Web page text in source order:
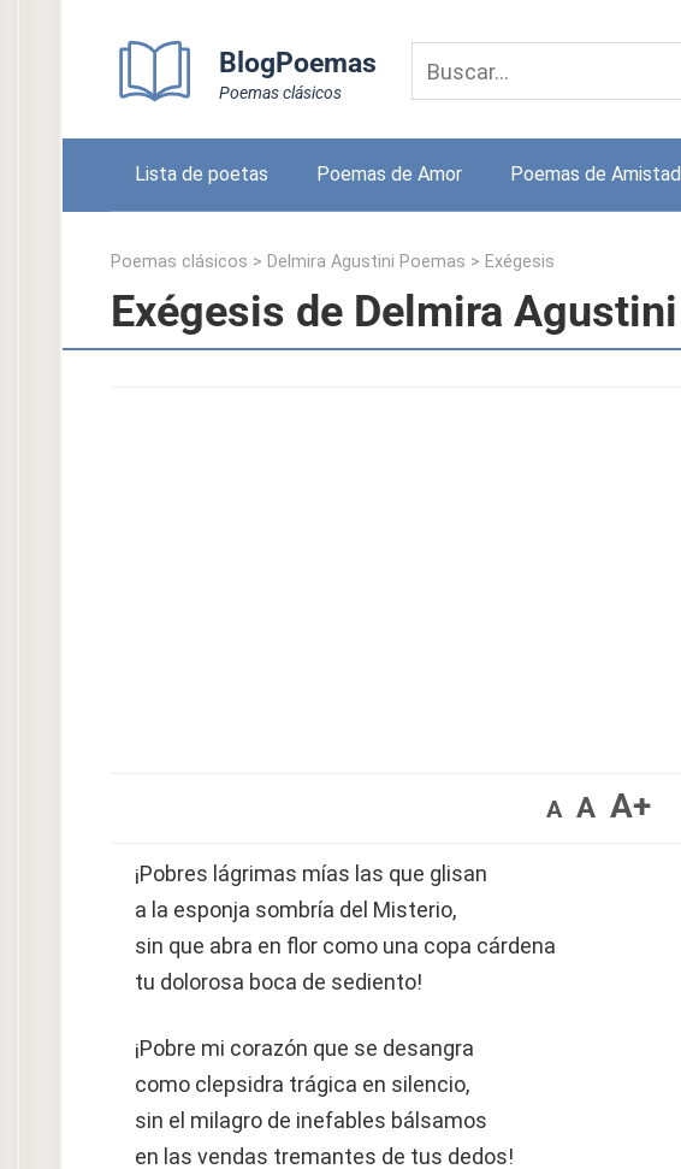
BlogPoemas
Poemas clásicos
Lista de poetas Poemas de Amor Poemas de Amistad
Poemas clásicos > Delmira Agustini Poemas > Exégesis
Exégesis de Delmira Agustini
A A A+
¡Pobres lágrimas mías las que glisan
a la esponja sombría del Misterio,
sin que abra en flor como una copa cárdena
tu dolorosa boca de sediento!
¡Pobre mi corazón que se desangra
como clepsidra trágica en silencio,
sin el milagro de inefables bálsamos
en las vendas tremantes de tus dedos!